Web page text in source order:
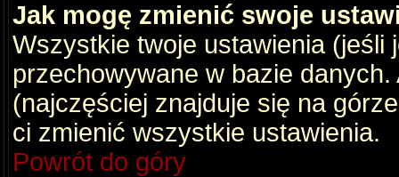
Jak mogę zmienić swoje
Wszystkie twoje ustawienia (jeśli
przechowywane w bazie
(najczęściej znajduje się na
ci zmienić wszystkie ustawienia.
Powrót do góry